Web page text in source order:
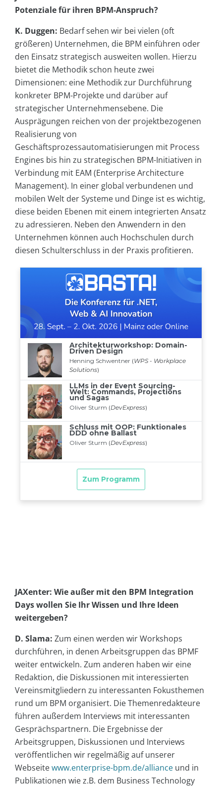
Potenziale für ihren BPM-Anspruch?
K. Duggen: Bedarf sehen wir bei vielen (oft
größeren) Unternehmen, die BPM einführen oder
den Einsatz strategisch ausweiten wollen. Hierzu
bietet die Methodik schon heute zwei
Dimensionen: eine Methodik zur Durchführung
konkreter BPM-Projekte und darüber auf
strategischer Unternehmensebene. Die
Ausprägungen reichen von der projektbezogenen
Realisierung von
Geschäftsprozessautomatisierungen mit Process
Engines bis hin zu strategischen BPM-Initiativen in
Verbindung mit EAM (Enterprise Architecture
Management). In einer global verbundenen und
mobilen Welt der Systeme und Dinge ist es wichtig,
diese beiden Ebenen mit einem integrierten Ansatz
zu adressieren. Neben den Anwendern in den
Unternehmen können auch Hochschulen durch
diesen Schulterschluss in der Praxis profitieren.
JAXenter: Wie außer mit den BPM Integration
Days wollen Sie Ihr Wissen und Ihre Ideen
weitergeben?
D. Slama: Zum einen werden wir Workshops
durchführen, in denen Arbeitsgruppen das BPMF
weiter entwickeln. Zum anderen haben wir eine
Redaktion, die Diskussionen mit interessierten
Vereinsmitgliedern zu interessanten Fokusthemen
rund um BPM organisiert. Die Themenredakteure
führen außerdem Interviews mit interessanten
Gesprächspartnern. Die Ergebnisse der
Arbeitsgruppen, Diskussionen und Interviews
veröffentlichen wir regelmäßig auf unserer
Webseitewww.enterprise-bpm.de/alliance und in
Publikationen wie z.B. dem Business Technology